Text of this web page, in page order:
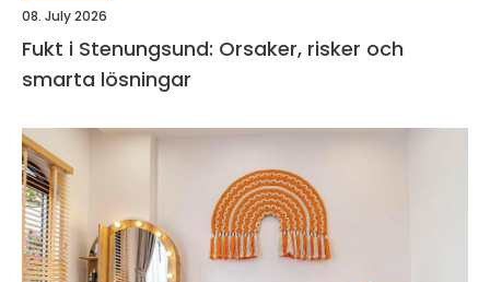
08. July 2026
Fukt i Stenungsund: Orsaker, risker och
smarta lösningar